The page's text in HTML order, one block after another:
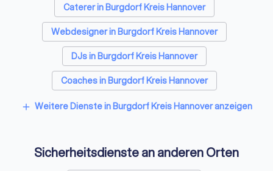
Caterer in Burgdorf Kreis Hannover
Webdesigner in Burgdorf Kreis Hannover
DJs in Burgdorf Kreis Hannover
Coaches in Burgdorf Kreis Hannover
Videografen in Burgdorf Kreis Hannover
Paartherapeuten in Burgdorf Kreis Hannover
add Weitere Dienste in Burgdorf Kreis Hannover anzeigen
Sicherheitsdienste an anderen Orten